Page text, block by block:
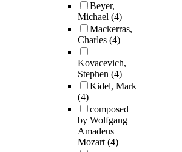
Beyer,
Michael (4)
Mackerras,
Charles (4)
Kovacevich,
Stephen (4)
Kidel, Mark
(4)
composed
by Wolfgang
Amadeus
Mozart(4)